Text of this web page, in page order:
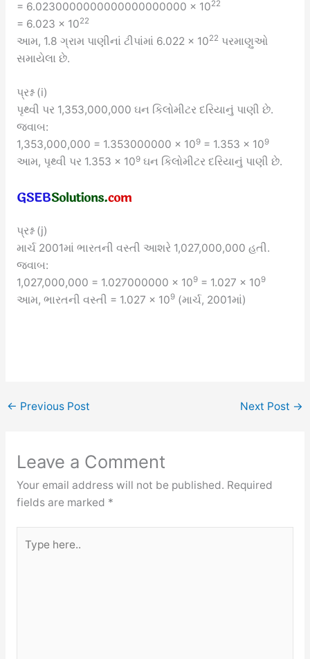
= 6.0230000000000000000000 × 1022
= 6.023 × 1022
આમ, 1.8 ગ્રામ પાણીનાં ટીપાંમાં 6.022 × 1022 પરમાણુઓ
સમાયેલા છે.
પ્રશ્ન (i)
પૃથ્વી પર 1,353,000,000 ઘન કિલોમીટર દરિયાનું પાણી છે.
જવાબ:
1,353,000,000 = 1.353000000 × 109= 1.353 × 109
આમ, પૃથ્વી પર 1.353 × 109ઘન કિલોમીટર દરિયાનું પાણી છે.
પ્રશ્ન (j)
માર્ચ 2001માં ભારતની વસ્તી આશરે 1,027,000,000 હતી.
જવાબ:
1,027,000,000 = 1.027000000 × 109= 1.027 × 109
આમ, ભારતની વસ્તી = 1.027 × 109(માર્ચ, 2001માં)
← Previous Post Next Post →
Leave a Comment
Your email address will not be published. Required
fields are marked *
here..